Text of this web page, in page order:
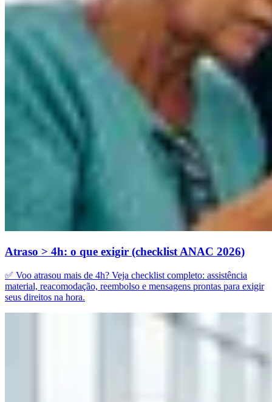
Atraso > 4h: o que exigir (checklist ANAC 2026)
✅ Voo atrasou mais de 4h? Veja checklist completo: assistência
material, reacomodação, reembolso e mensagens prontas para exigir
seus direitos na hora.